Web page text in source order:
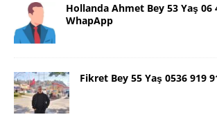
Hollanda Ahmet Bey 53 Yaş 06
WhapApp
Fikret Bey 55 Yaş 0536 919